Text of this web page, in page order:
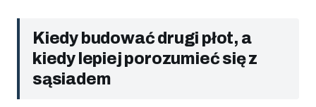
Kiedy budować drugi płot, a
kiedy lepiej porozumieć się z
sąsiadem